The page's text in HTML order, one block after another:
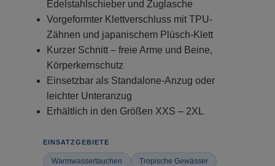
Edelstahlschieber und Zuglasche
Vorgeformter Klettverschluss mit TPU-
Zähnen und japanischem Plüsch-Klett
Kurzer Schnitt – freie Arme und Beine,
Körperkernschutz
Einsetzbar als Standalone-Anzug oder
leichter Unteranzug
Erhältlich in den Größen XXS – 2XL
EINSATZGEBIETE
Warmwassertauchen Tropische Gewässer